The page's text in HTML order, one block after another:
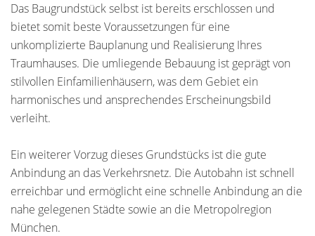
Das Baugrundstück selbst ist bereits erschlossen und
bietet somit beste Voraussetzungen für eine
unkomplizierte Bauplanung und Realisierung Ihres
Traumhauses. Die umliegende Bebauung ist geprägt von
stilvollen Einfamilienhäusern, was dem Gebiet ein
harmonisches und ansprechendes Erscheinungsbild
verleiht.
Ein weiterer Vorzug dieses Grundstücks ist die gute
Anbindung an das Verkehrsnetz. Die Autobahn ist schnell
erreichbar und ermöglicht eine schnelle Anbindung an die
nahe gelegenen Städte sowie an die Metropolregion
München.